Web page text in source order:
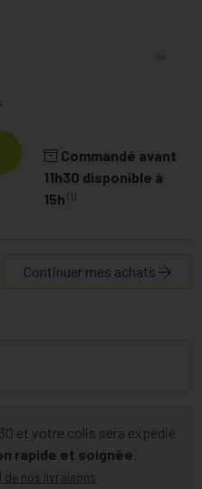
Commandé avant
11h30 disponible à
15h (1)
Continuer mes achats
et votre colis sera expédié
rapide et soignée.
nos livraisons